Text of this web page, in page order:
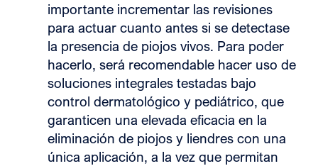
importante incrementar las revisiones
para actuar cuanto antes si se detectase
la presencia de piojos vivos. Para poder
hacerlo, será recomendable hacer uso de
soluciones integrales testadas bajo
control dermatológico y pediátrico, que
garanticen una elevada eficacia en la
eliminación de piojos y liendres con una
única aplicación, a la vez que permitan